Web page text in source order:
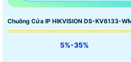
Chuông Cửa IP HIKVISION DS-KV6133-
5%-35%